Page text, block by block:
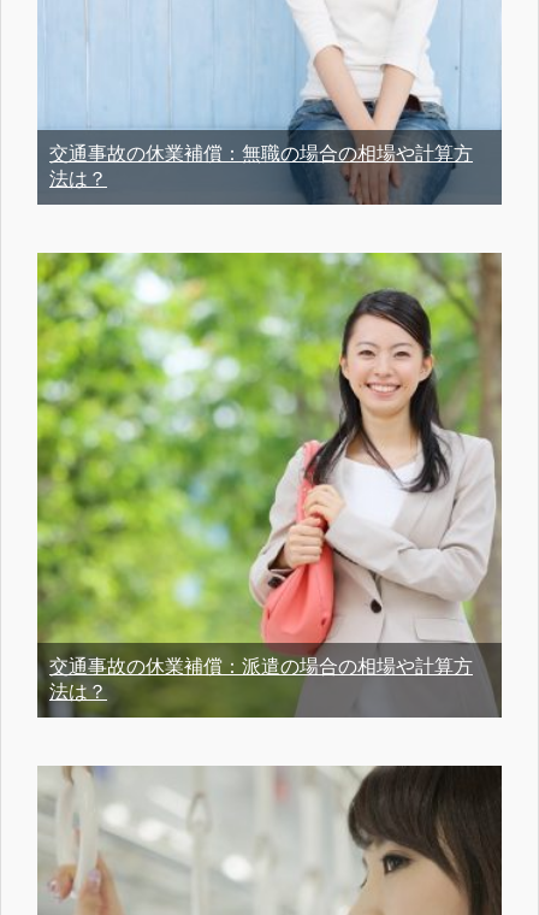
交通事故の休業補償：無職の場合の相場や計算方
法は？
交通事故の休業補償：派遣の場合の相場や計算方
法は？